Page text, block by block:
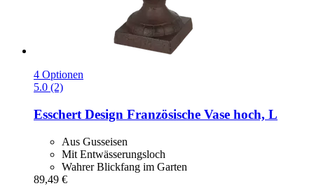
4 Optionen
5.0 (2)
Esschert Design Französische Vase hoch, L
Aus Gusseisen
Mit Entwässerungsloch
Wahrer Blickfang im Garten
89,49 €